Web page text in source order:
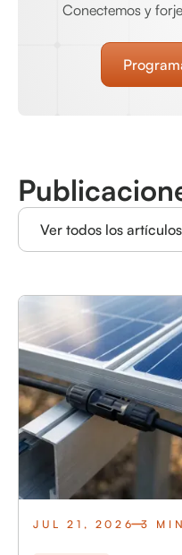
Conectemos y
Ver todos los artículos
JUL 21, 2026 3 MIN